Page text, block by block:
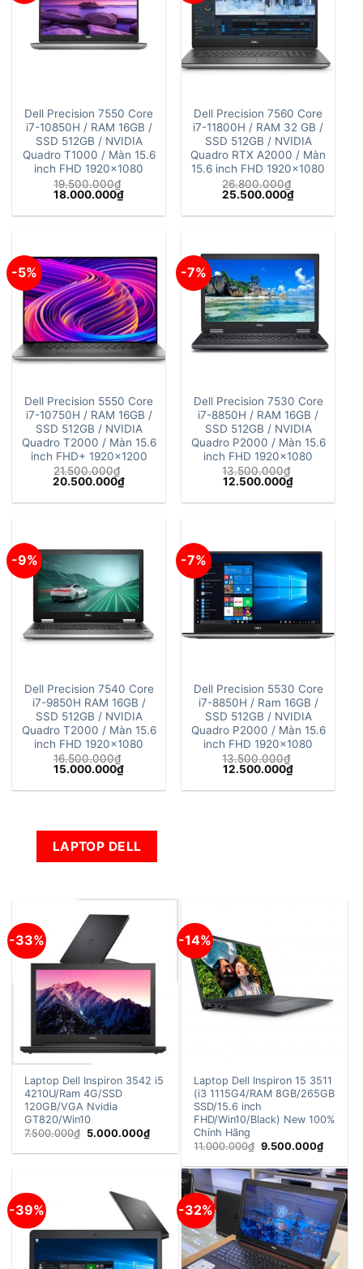
Dell Precision 7550 Core
i7-10850H / RAM 16GB /
SSD 512GB / NVIDIA
Quadro T1000 / Màn 15.6
inch FHD 1920×1080
19.500.000₫
Giá
là:
18.000.000₫Giá
tại
Dell Precision 7560 Core
i7-11800H / RAM 32 GB /
SSD 512GB / NVIDIA
Quadro RTX A2000 / Màn
15.6 inch FHD 1920×1080
26.800.000₫
Giá
là:
25.500.000₫Giá
tại
-5%
Dell Precision 5550 Core
i7-10750H / RAM 16GB /
SSD 512GB / NVIDIA
Quadro T2000 / Màn 15.6
inch FHD+ 1920×1200
21.500.000₫
Giá
là:
20.500.000₫Giá
tại
-7%
Dell Precision 7530 Core
i7-8850H / RAM 16GB /
SSD 512GB / NVIDIA
Quadro P2000 / Màn 15.6
inch FHD 1920×1080
13.500.000₫
Giá
là:
12.500.000₫Giá
tại
-9%
Dell Precision 7540 Core
i7-9850H RAM 16GB /
SSD 512GB / NVIDIA
Quadro T2000 / Màn 15.6
inch FHD 1920×1080
16.500.000₫
Giá
là:
15.000.000₫Giá
tại
-7%
Dell Precision 5530 Core
i7-8850H / Ram 16GB /
SSD 512GB / NVIDIA
Quadro P2000 / Màn 15.6
inch FHD 1920×1080
13.500.000₫
Giá
là:
12.500.000₫Giá
tại
LAPTOP DELL
-33%
Laptop Dell Inspiron 3542 i5
4210U/Ram 4G/SSD
120GB/VGA Nvidia
GT820/Win10
7.500.000₫ Giá
là:
5.000.000₫Giá
tại
5.000.000₫.
-14%
Laptop Dell Inspiron 15 3511
(i3 1115G4/RAM 8GB/265GB
SSD/15.6 inch
FHD/Win10/Black) New 100%
Chính Hãng
11.000.000₫ Giá
là:
11.000.000₫.
9.500.000₫Giá
tại
là:
-39% -32%